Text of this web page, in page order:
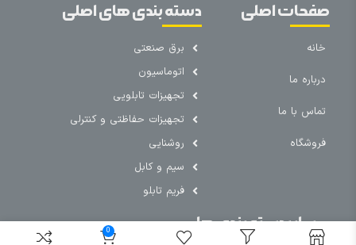
صفحات اصلی
خانه
درباره ما
تماس با ما
فروشگاه
دسته بندی های اصلی
برق صنعتی
اتوماسیون
تجهیزات تابلویی
تجهیزات حفاظتی و کنترلی
روشنایی
سیم و کابل
فریم تابلو
سایر دسته بندی ها 0